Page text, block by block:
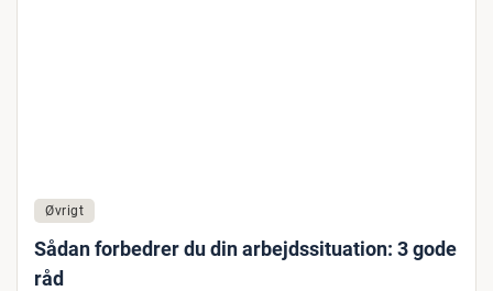
Øvrigt
Sådan forbedrer du din arbejdssituation: 3 gode
råd